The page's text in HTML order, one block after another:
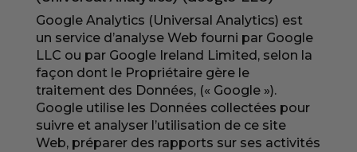
Google Analytics (Universal Analytics) est
un service d’analyse Web fourni par Google
LLC ou par Google Ireland Limited, selon la
façon dont le Propriétaire gère le
traitement des Données, (« Google »).
Google utilise les Données collectées pour
suivre et analyser l’utilisation de ce site
Web, préparer des rapports sur ses activités